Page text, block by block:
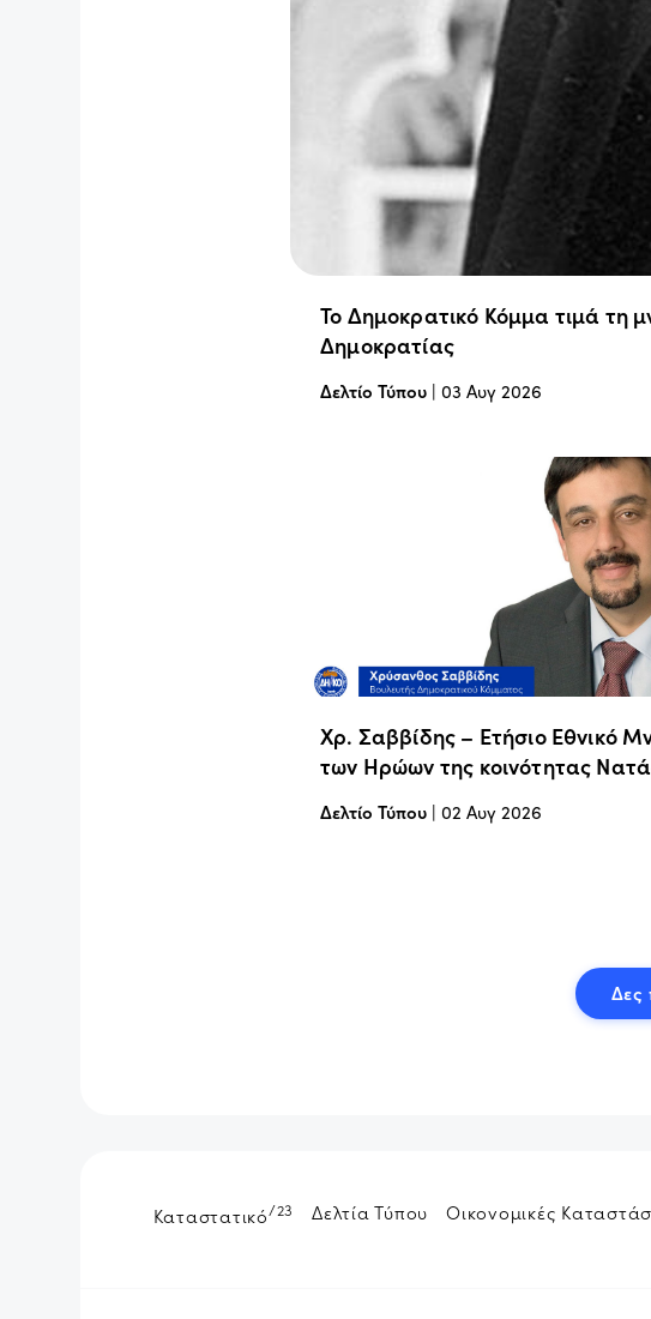
Το Δημοκρατικό Κόμμα τιμά τη
Δημοκρατίας
Δελτίο Τύπου | 03 Αυγ 2026
Χρ. Σαββίδης – Ετήσιο Εθνικό
των Ηρώων της κοινότητας
Δελτίο Τύπου | 02 Αυγ 2026
Δες
Καταστατικό/23 Δελτία Τύπου Οικονομικές